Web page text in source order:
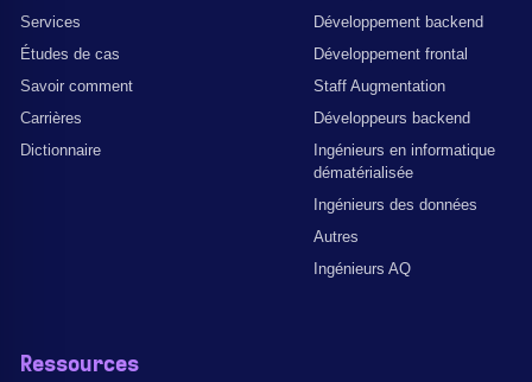
Services
Études de cas
Savoir comment
Carrières
Dictionnaire
Développement backend
Développement frontal
Staff Augmentation
Développeurs backend
Ingénieurs en informatique
dématérialisée
Ingénieurs des données
Autres
Ingénieurs AQ
Ressources